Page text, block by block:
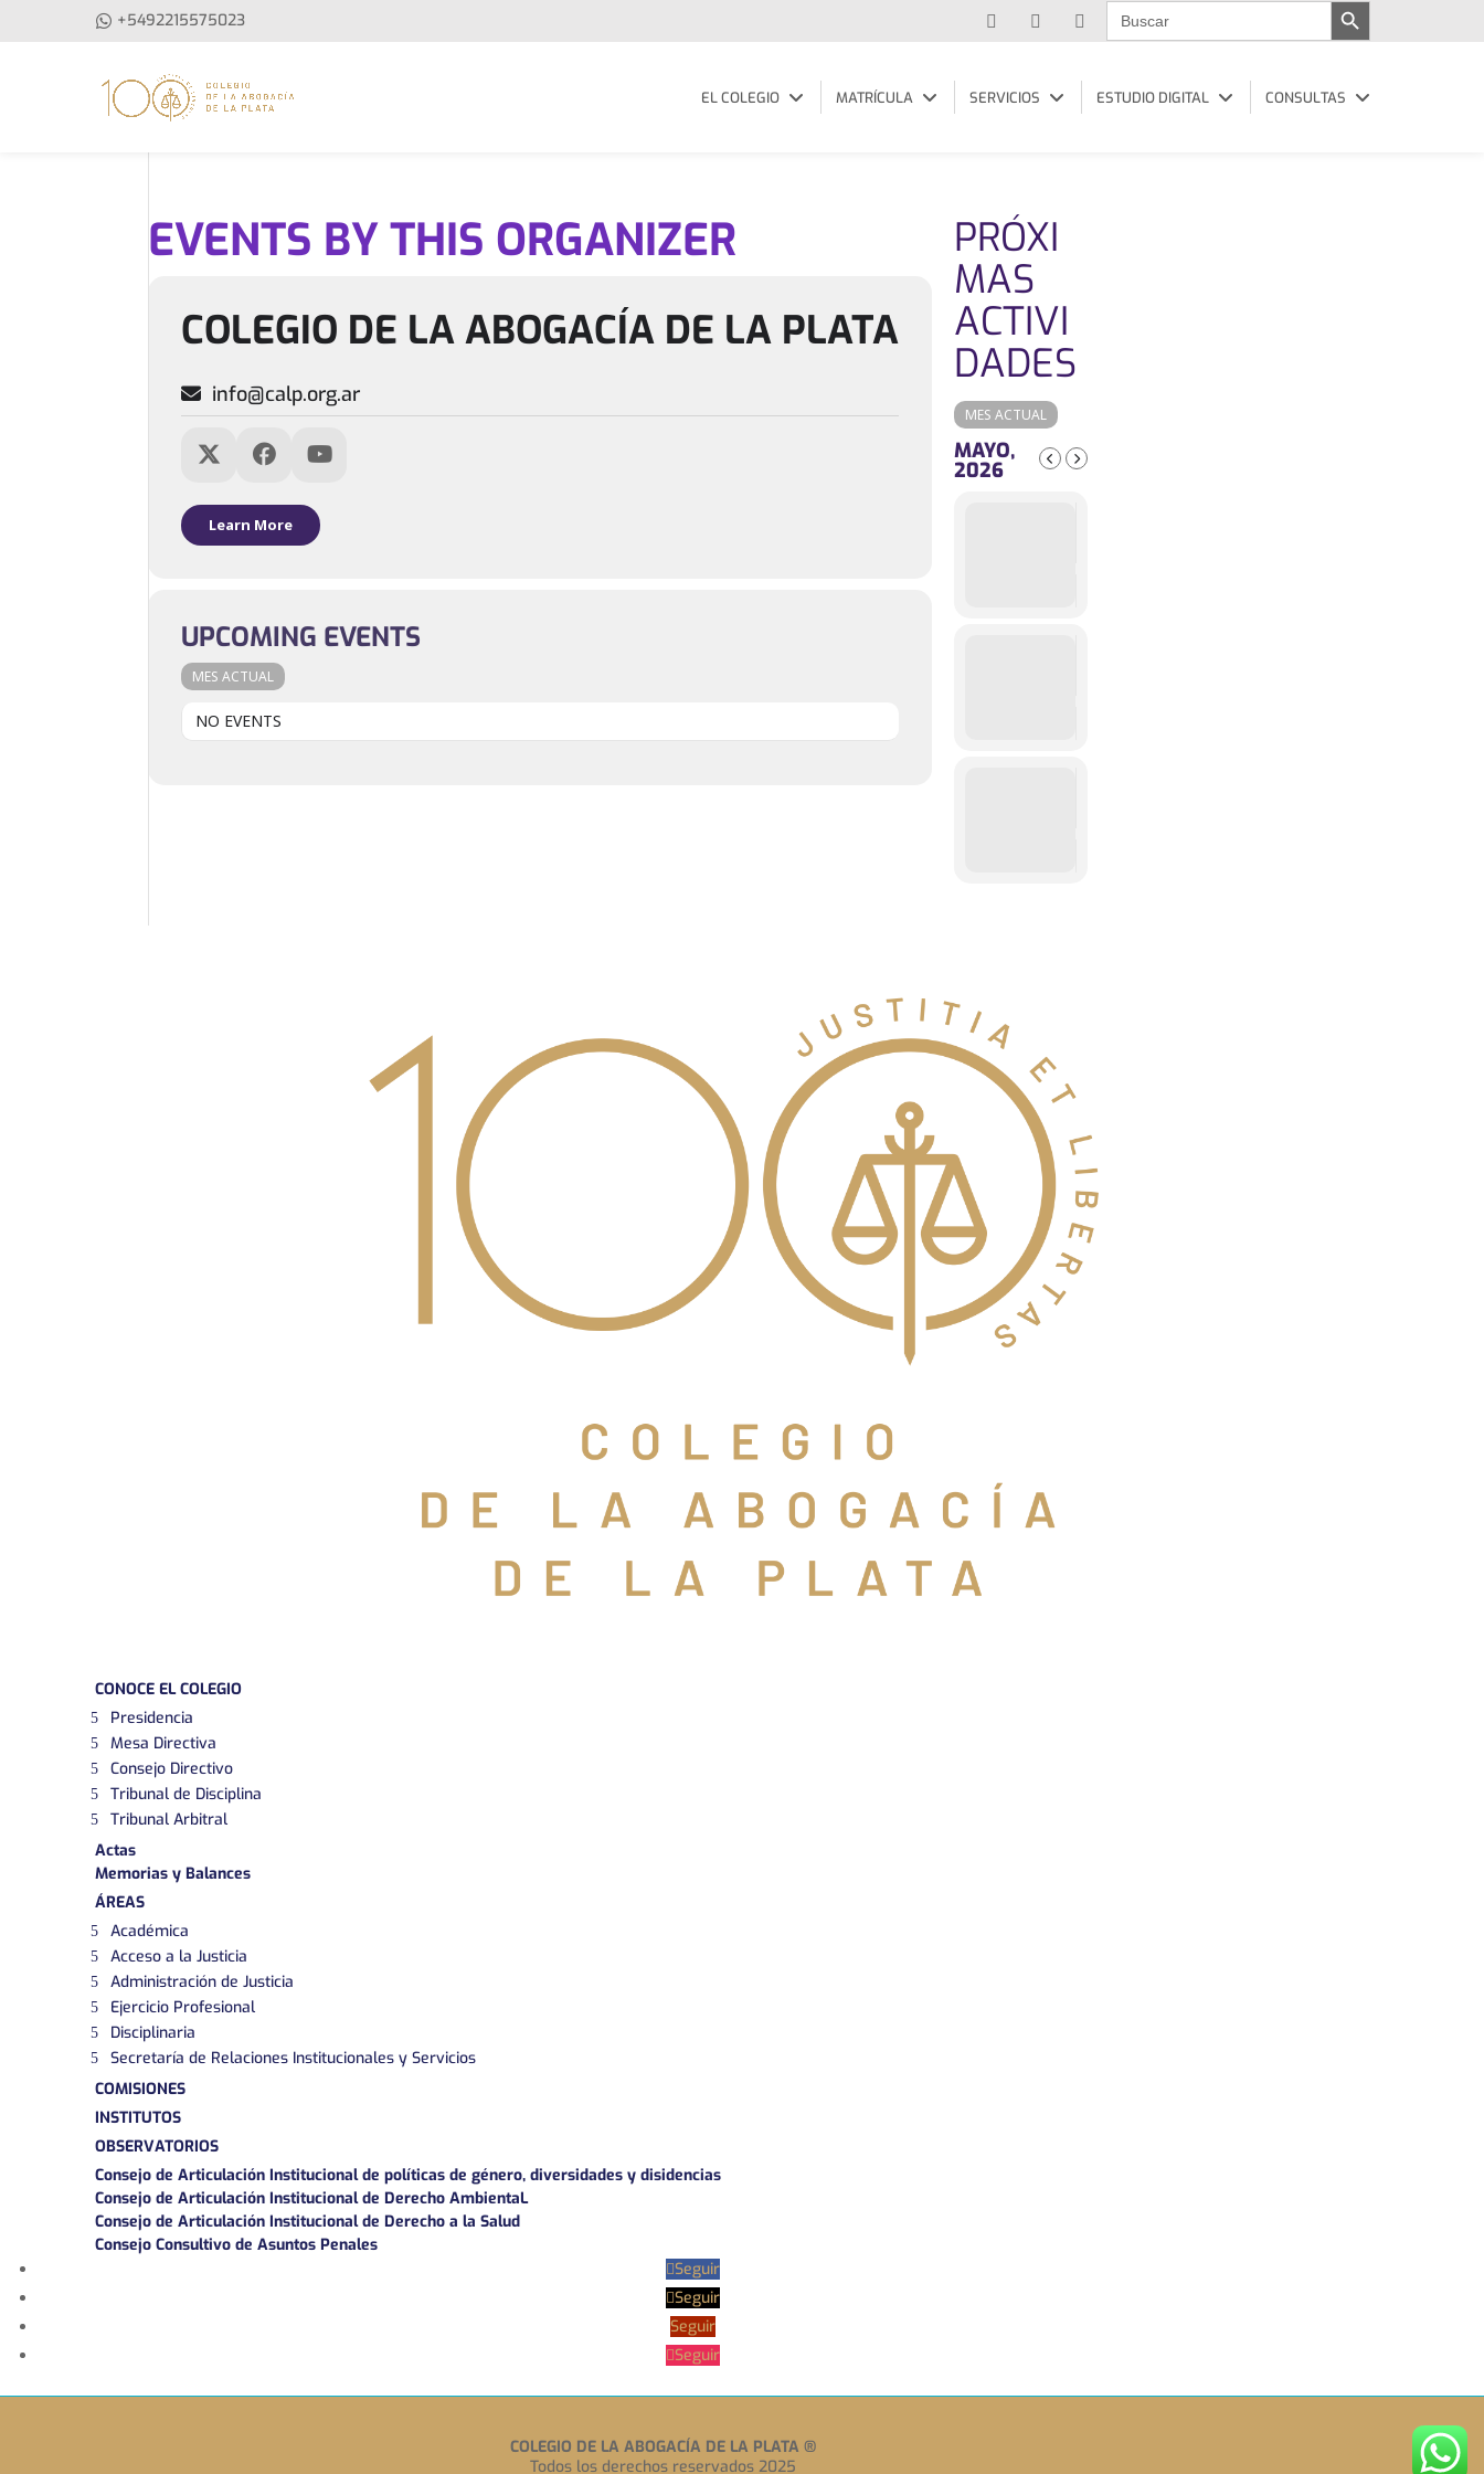
+5492215575023
Buscar:
EL COLEGIO MATRÍCULA SERVICIOS ESTUDIO DIGITAL CONSULTAS
EVENTS BY THIS ORGANIZER
COLEGIO DE LA ABOGACÍA DE LA PLATA
info@calp.org.ar
Learn More
UPCOMING EVENTS
MES ACTUAL
NO EVENTS
PRÓXI
MAS
ACTIVI
DADES
MES ACTUAL
MAYO,
2026
CONOCE EL COLEGIO
Presidencia
Mesa Directiva
Consejo Directivo
Tribunal de Disciplina
Tribunal Arbitral
Actas
Memorias y Balances
ÁREAS
Académica
Acceso a la Justicia
Administración de Justicia
Ejercicio Profesional
Disciplinaria
Secretaría de Relaciones Institucionales y Servicios
COMISIONES
INSTITUTOS
OBSERVATORIOS
Consejo de Articulación Institucional de políticas de género, diversidades y disidencias
Consejo de Articulación Institucional de Derecho AmbientaL
Consejo de Articulación Institucional de Derecho a la Salud
Consejo Consultivo de Asuntos Penales
Seguir
Seguir
Seguir
Seguir
COLEGIO DE LA ABOGACÍA DE LA PLATA ®
Todos los derechos reservados 2025